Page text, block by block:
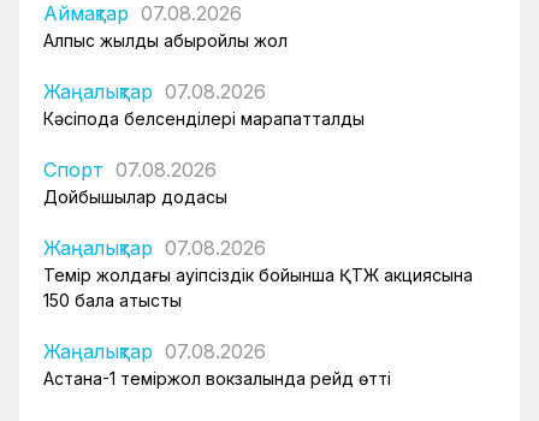
Аймақтар 07.08.2026
Алпыс жылдық абыройлы жол
Жаңалықтар 07.08.2026
Кәсіподақ белсенділері марапатталды
Спорт 07.08.2026
Дойбышылар додасы
Жаңалықтар 07.08.2026
Темір жолдағы қауіпсіздік бойынша ҚТЖ акциясына
150 бала қатысты
Жаңалықтар 07.08.2026
Астана-1 теміржол вокзалында рейд өтті